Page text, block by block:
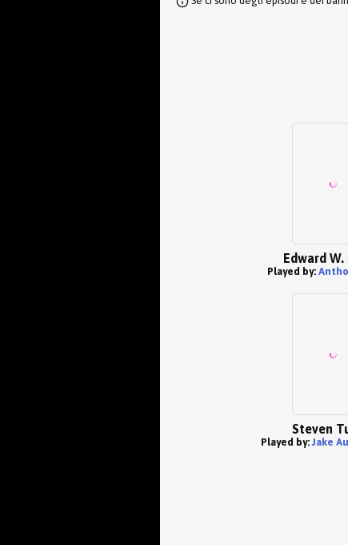
Edward W.
Played by:
Steven
Played by:Jake